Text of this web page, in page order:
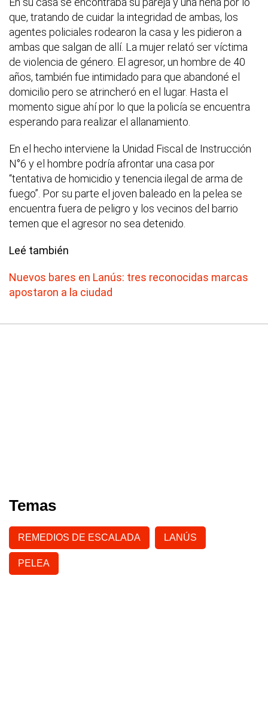
que, tratando de cuidar la integridad de ambas, los
agentes policiales rodearon la casa y les pidieron a
ambas que salgan de allí. La mujer relató ser víctima
de violencia de género. El agresor, un hombre de 40
años, también fue intimidado para que abandoné el
domicilio pero se atrincheró en el lugar. Hasta el
momento sigue ahí por lo que la policía se encuentra
esperando para realizar el allanamiento.
En el hecho interviene la Unidad Fiscal de Instrucción
N°6 y el hombre podría afrontar una casa por
“tentativa de homicidio y tenencia ilegal de arma de
fuego”. Por su parte el joven baleado en la pelea se
encuentra fuera de peligro y los vecinos del barrio
temen que el agresor no sea detenido.
Leé también
Nuevos bares en Lanús: tres reconocidas marcas
apostaron a la ciudad
Temas
REMEDIOS DE ESCALADA LANÚS
PELEA